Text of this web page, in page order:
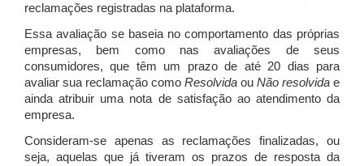
reclamações registradas na plataforma.
Essa avaliação se baseia no comportamento das próprias
empresas, bem como nas avaliações de seus
consumidores, que têm um prazo de até 20 dias para
avaliar sua reclamação como Resolvida ou Não resolvida e
ainda atribuir uma nota de satisfação ao atendimento da
empresa.
Consideram-se apenas as reclamações finalizadas, ou
seja, aquelas que já tiveram os prazos de resposta da